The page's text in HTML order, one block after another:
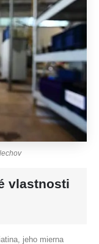
vlastnosti
jeho mierna